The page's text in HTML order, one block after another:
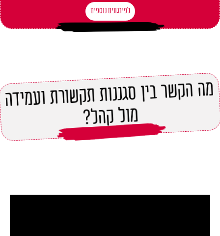
לפירגונים נוספים
מה הקשר בין סגננות תקשורת ועמידה
מול קהל?